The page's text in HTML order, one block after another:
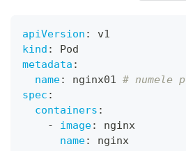
apiVersion :
v1
kind :
Pod
metadata :
name: nginx01 # numele
spec :
containers :
-
image:
nginx
name: nginx